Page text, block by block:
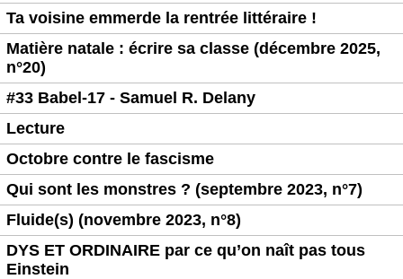
Ta voisine emmerde la rentrée littéraire !
Matière natale : écrire sa classe (décembre 2025,
n°20)
#33 Babel-17 - Samuel R. Delany
Lecture
Octobre contre le fascisme
Qui sont les monstres ? (septembre 2023, n°7)
Fluide(s) (novembre 2023, n°8)
DYS ET ORDINAIRE par ce qu’on naît pas tous
Einstein